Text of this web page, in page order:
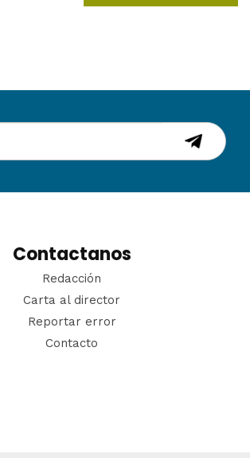
Contactanos
Redacción
Carta al director
Reportar error
Contacto